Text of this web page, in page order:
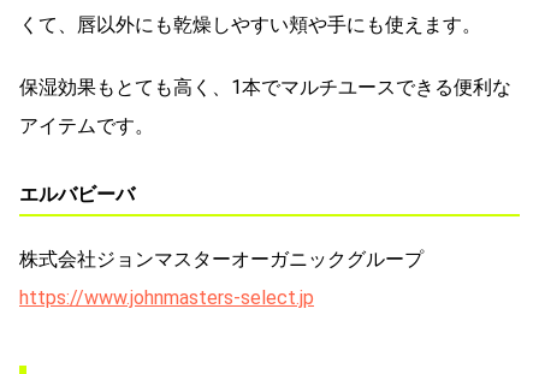
くて、唇以外にも乾燥しやすい頬や手にも使えます。
保湿効果もとても高く、1本でマルチユースできる便利な
アイテムです。
エルバビーバ
株式会社ジョンマスターオーガニックグループ
https://www.johnmasters-select.jp